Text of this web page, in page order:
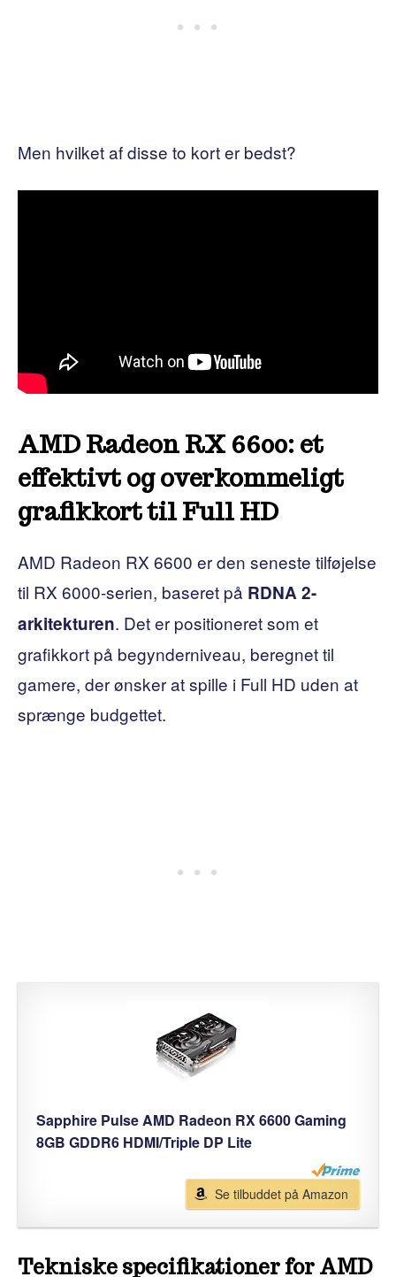
Men hvilket af disse to kort er bedst?
AMD Radeon RX 6600: et
effektivt og overkommeligt
grafikkort til Full HD
AMD Radeon RX 6600 er den seneste tilføjelse
til RX 6000-serien, baseret på RDNA 2-
arkitekturen. Det er positioneret som et
grafikkort på begynderniveau, beregnet til
gamere, der ønsker at spille i Full HD uden at
sprænge budgettet.
Sapphire Pulse AMD Radeon RX 6600 Gaming
8GB GDDR6 HDMI/Triple DP Lite
Se tilbuddet på Amazon
Tekniske specifikationer for AMD